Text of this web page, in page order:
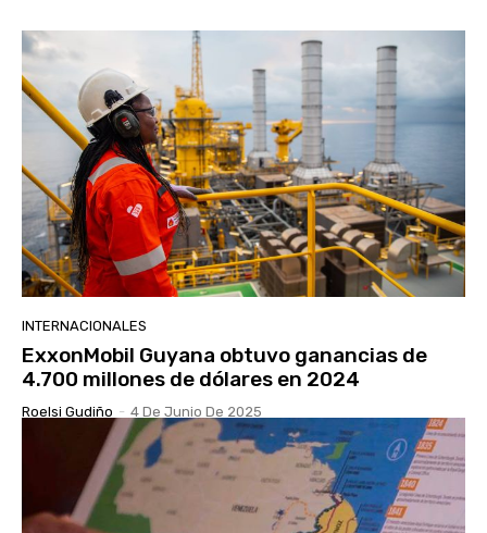
INTERNACIONALES
ExxonMobil Guyana obtuvo ganancias de
4.700 millones de dólares en 2024
Roelsi Gudiño - 4 De Junio De 2025